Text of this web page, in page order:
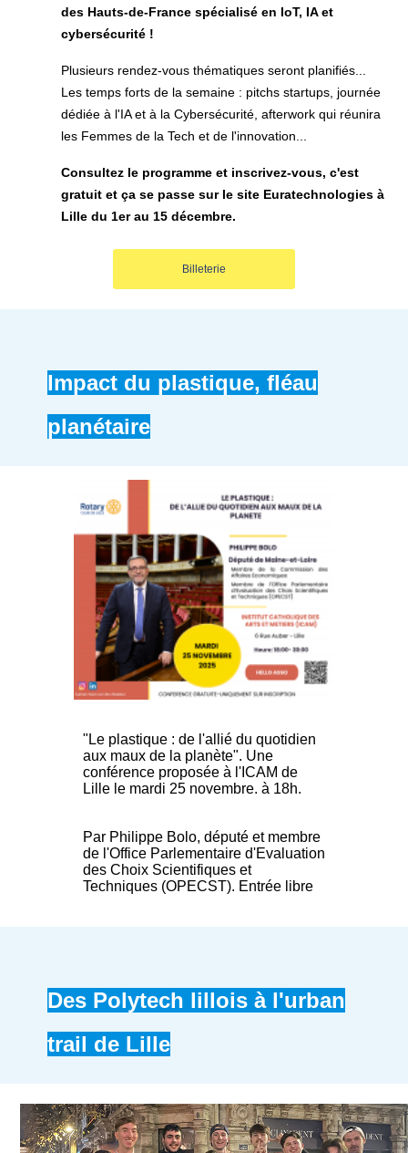
des Hauts-de-France spécialisé en IoT, IA et
cybersécurité !
Plusieurs rendez-vous thématiques seront planifiés...
Les temps forts de la semaine : pitchs startups, journée
dédiée à l'IA et à la Cybersécurité, afterwork qui réunira
les Femmes de la Tech et de l'innovation...
Consultez le programme et inscrivez-vous, c'est
gratuit et ça se passe sur le site Euratechnologies à
Lille du 1er au 15 décembre.
Billeterie
Impact du plastique, fléau
planétaire
"Le plastique : de l'allié du quotidien
aux maux de la planète". Une
conférence proposée à l'ICAM de
Lille le mardi 25 novembre. à 18h.
Par Philippe Bolo, député et membre
de l'Office Parlementaire d'Evaluation
des Choix Scientifiques et
Techniques (OPECST). Entrée libre
Des Polytech lillois à l'urban
trail de Lille